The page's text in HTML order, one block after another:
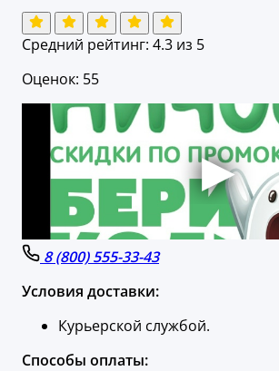
Средний рейтинг: 4.3 из 5
Оценок: 55
8 (800) 555-33-43
Условия доставки:
Курьерской службой.
Способы оплаты: